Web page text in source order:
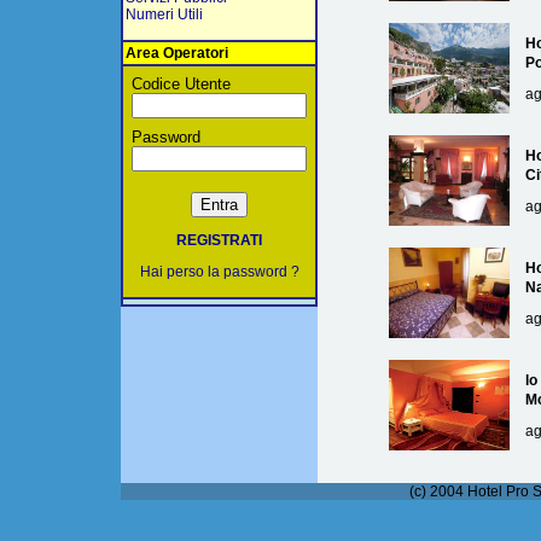
Numeri Utili
Area Operatori
Codice Utente
Password
REGISTRATI
Hai perso la password ?
(c) 2004 Hotel Pro